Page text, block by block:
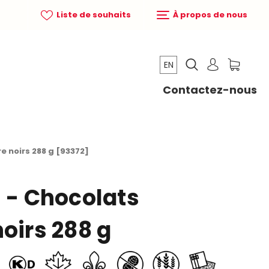
Liste de souhaits À propos de nous
EN
Contactez-nous
noirs 288 g [93372]
Chocolats
288 g